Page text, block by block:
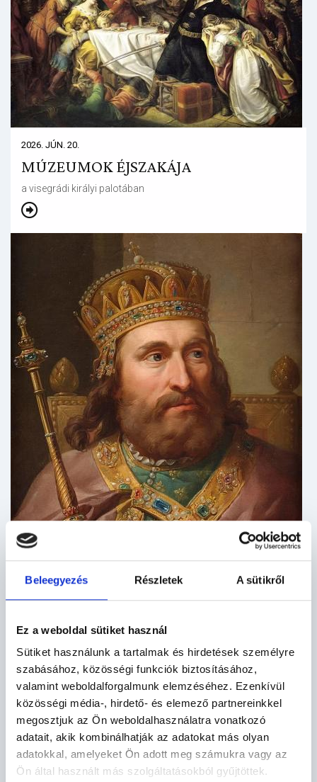
Beleegyezés Részletek A sütikről
Ez a weboldal sütiket használ
Sütiket használunk a tartalmak és hirdetések személyre
szabásához, közösségi funkciók biztosításához,
valamint weboldalforgalmunk elemzéséhez. Ezenkívül
közösségi média-, hirdető- és elemező partnereinkkel
megosztjuk az Ön weboldalhasználatra vonatkozó
adatait, akik kombinálhatják az adatokat más olyan
adatokkal, amelyeket Ön adott meg számukra vagy az
Ön által használt más szolgáltatásokból gyűjtöttek.
2026. JÚN. 20.
MÚZEUMOK ÉJSZAKÁJA
a visegrádi királyi palotában
2026. MÁR. 07.
NAGY LAJOS 700
2026-ban a "lovagkirályra" emlékezünk.
2024. JÚN. 04.